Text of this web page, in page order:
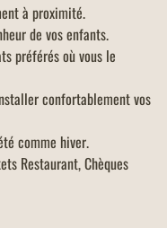
à proximité.
de vos enfants.
préférés où vous le
confortablement vos
comme hiver.
Restaurant, Chèques